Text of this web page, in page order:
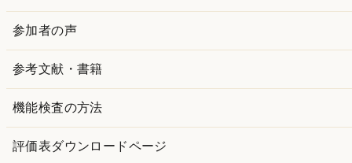
参加者の声
参考文献・書籍
機能検査の方法
評価表ダウンロードページ